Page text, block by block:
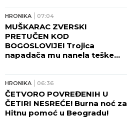
tinejdžer!
HRONIKA 07:04
MUŠKARAC ZVERSKI
PRETUČEN KOD
BOGOSLOVIJE! Trojica
napadača mu nanela teške
HRONIKA 06:36
ČETVORO POVREĐENIH U
ČETIRI NESREĆE! Burna noć za
Hitnu pomoć u Beogradu!